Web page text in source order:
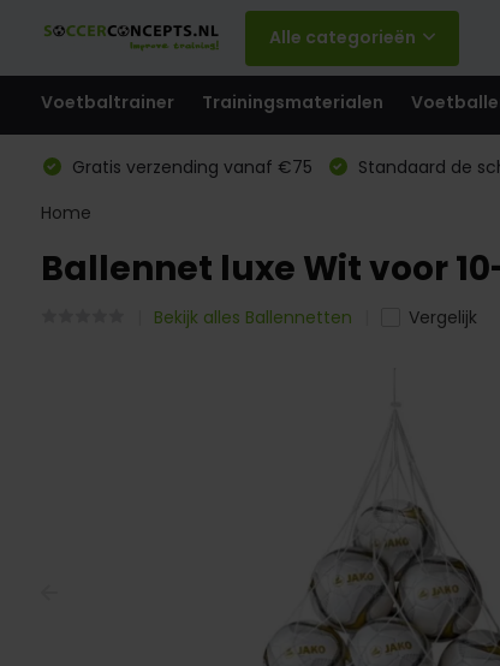
Alle categorieën
Voetbaltrainer Trainingsmaterialen
Gratis verzending vanaf €75 Standaard de
Home
Ballennet luxe Wit voor
Bekijk alles Ballennetten Vergelijk